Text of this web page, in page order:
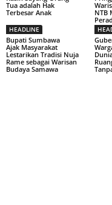
Tua adalah Hak
Terbesar Anak
NTB
HEADLINE
Bupati Sumbawa
Ajak Masyarakat
Lestarikan Tradisi Nuja
Rame sebagai Warisan
Budaya Samawa